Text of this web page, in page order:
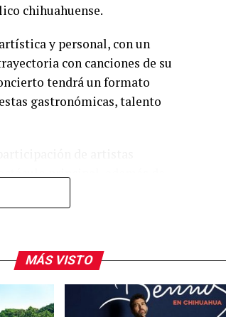
chihuahuense.
y personal, con un
con canciones de su
tendrá un formato
gastronómicas, talento
principal, además de
la invitación al público para
las presentaciones más
restaurante Aire Liebre, en la
de su equipo de trabajo.
MÁS VISTO